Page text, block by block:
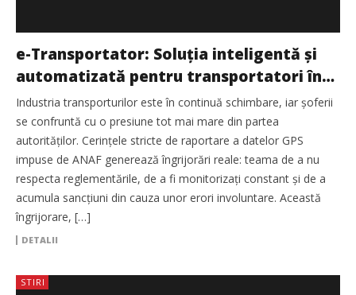
e-Transportator: Soluția inteligentă și
automatizată pentru transportatori în
fața reglementărilor ANAF
Industria transporturilor este în continuă schimbare, iar șoferii
se confruntă cu o presiune tot mai mare din partea
autorităților. Cerințele stricte de raportare a datelor GPS
impuse de ANAF generează îngrijorări reale: teama de a nu
respecta reglementările, de a fi monitorizați constant și de a
acumula sancțiuni din cauza unor erori involuntare. Această
îngrijorare, […]
DETALII
STIRI